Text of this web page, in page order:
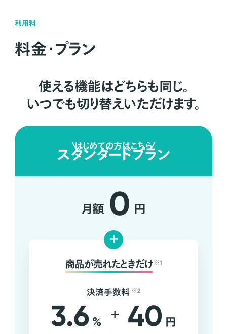
利用料
料金・プラン
使える機能はどちらも同じ。
いつでも切り替えいただけます。
はじめての方はこちら
スタンダードプラン
月額 0 円
+
商品が売れたときだけ ※1
決済手数料 ※2
3.6 % + 40 円